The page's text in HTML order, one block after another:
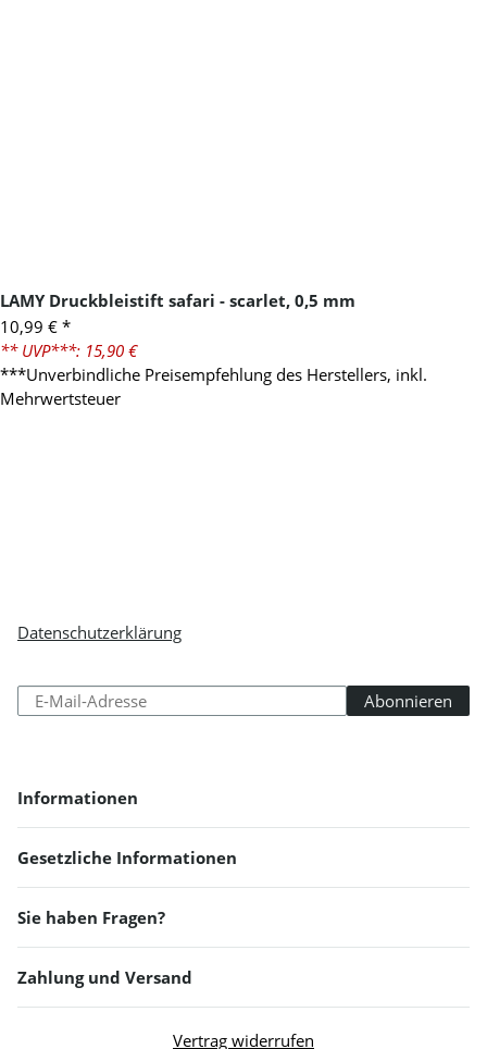
LAMY Druckbleistift safari - scarlet, 0,5 mm
10,99 € *
** UVP***: 15,90 €
***Unverbindliche Preisempfehlung des Herstellers, inkl.
Mehrwertsteuer
Datenschutzerklärung
Abonnieren
Informationen
Gesetzliche Informationen
Sie haben Fragen?
Zahlung und Versand
Vertrag widerrufen